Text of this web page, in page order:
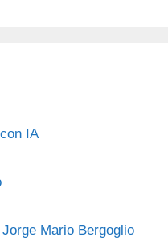
IA
Mario Bergoglio